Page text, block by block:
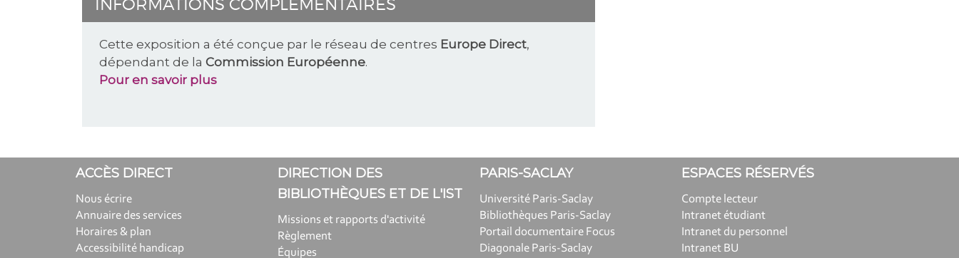
INFORMATIONS COMPLÉMENTAIRES
Cette exposition a été conçue par le réseau de centres Europe Direct,
dépendant de la Commission Européenne.
Pour en savoir plus
ACCÈS DIRECT
Nous écrire
Annuaire des services
Horaires & plan
Accessibilité handicap
DIRECTION DES
BIBLIOTHÈQUES ET DE L'IST
Missions et rapports d'activité
Règlement
Équipes
PARIS-SACLAY
Université Paris-Saclay
Bibliothèques Paris-Saclay
Portail documentaire Focus
Diagonale Paris-Saclay
ESPACES RÉSERVÉS
Compte lecteur
Intranet étudiant
Intranet du personnel
Intranet BU